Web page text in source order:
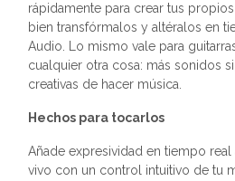
rápidamente para crear tus
bien transfórmalos y altéralos en
Audio. Lo mismo vale para
cualquier otra cosa: más sonidos
creativas de hacer música.
Hechos para tocarlos
Añade expresividad en tiempo real
vivo con un control intuitivo de tu